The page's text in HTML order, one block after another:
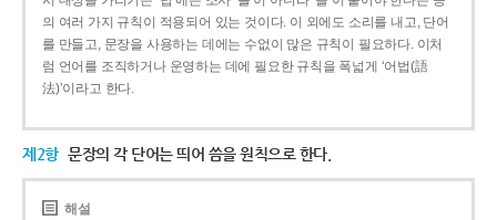
의 여러 가지 규칙이 적용되어 있는 것이다. 이 외에도 소리를 내고, 단어
를 만들고, 문장을 사용하는 데에는 수없이 많은 규칙이 필요하다. 이처
럼 언어를 조직하거나 운영하는 데에 필요한 규칙을 폭넓게 ‘어법(語
法)’이라고 한다.
제2항 문장의 각 단어는 띄어 씀을 원칙으로 한다.
해설